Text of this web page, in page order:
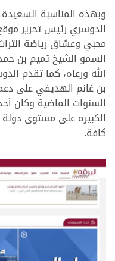
وبهذه المناسبة السعيدة
الدوسري رئيس تحرير
محبي وعشاق رياضة
السمو الشيخ تميم بن
الله ورعاه، كما تقدم
بن غانم الهديفي على
السنوات الماضية وكان
الكبيره على مستوى
كافة.